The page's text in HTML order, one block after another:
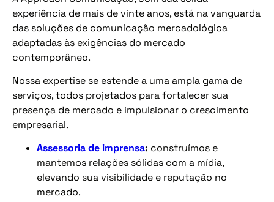
experiência de mais de vinte anos, está na vanguarda
das soluções de comunicação mercadológica
adaptadas às exigências do mercado
contemporâneo.
Nossa expertise se estende a uma ampla gama de
serviços, todos projetados para fortalecer sua
presença de mercado e impulsionar o crescimento
empresarial.
Assessoria de imprensa: construímos e
mantemos relações sólidas com a mídia,
elevando sua visibilidade e reputação no
mercado.